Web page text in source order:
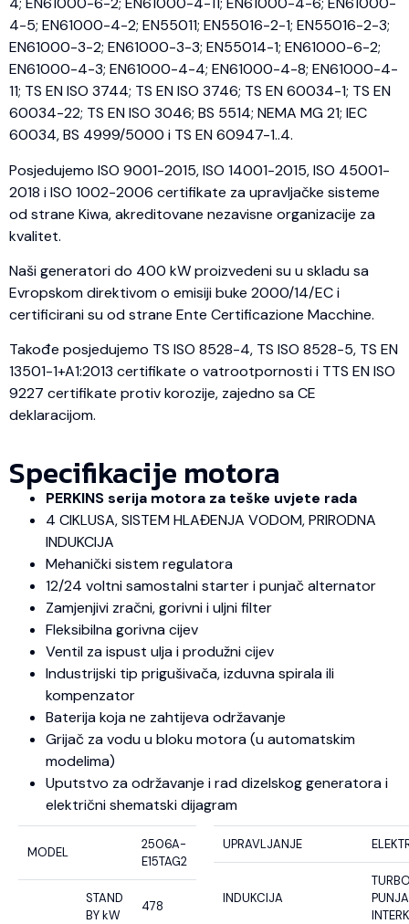
4-5; EN61000-4-2; EN55011; EN55016-2-1; EN55016-2-3;
EN61000-3-2; EN61000-3-3; EN55014-1; EN61000-6-2;
EN61000-4-3; EN61000-4-4; EN61000-4-8; EN61000-4-
11; TS EN ISO 3744; TS EN ISO 3746; TS EN 60034-1; TS EN
60034-22; TS EN ISO 3046; BS 5514; NEMA MG 21; IEC
60034, BS 4999/5000 i TS EN 60947-1..4.
Posjedujemo ISO 9001-2015, ISO 14001-2015, ISO 45001-
2018 i ISO 1002-2006 certifikate za upravljačke sisteme
od strane Kiwa, akreditovane nezavisne organizacije za
kvalitet.
Naši generatori do 400 kW proizvedeni su u skladu sa
Evropskom direktivom o emisiji buke 2000/14/EC i
certificirani su od strane Ente Certificazione Macchine.
Takođe posjedujemo TS ISO 8528-4, TS ISO 8528-5, TS EN
13501-1+A1:2013 certifikate o vatrootpornosti i TTS EN ISO
9227 certifikate protiv korozije, zajedno sa CE
deklaracijom.
Specifikacije motora
PERKINS serija motora za teške uvjete rada
4 CIKLUSA, SISTEM HLAĐENJA VODOM, PRIRODNA
INDUKCIJA
Mehanički sistem regulatora
12/24 voltni samostalni starter i punjač alternator
Zamjenjivi zračni, gorivni i uljni filter
Fleksibilna gorivna cijev
Ventil za ispust ulja i produžni cijev
Industrijski tip prigušivača, izduvna spirala ili
kompenzator
Baterija koja ne zahtijeva održavanje
Grijač za vodu u bloku motora (u automatskim
modelima)
Uputstvo za održavanje i rad dizelskog generatora i
električni shematski dijagram
MODEL
2506A-
E15TAG2
STAND
BY kW
478
UPRAVLJANJE
INDUKCIJA